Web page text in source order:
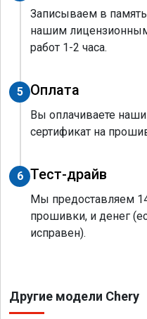
Записываем в
нашим
работ 1-2 часа.
5 Оплата
Вы оплачиваете
сертификат на
6 Тест-драйв
Мы предоставляем
прошивки, и денег
исправен).
Другие модели Chery